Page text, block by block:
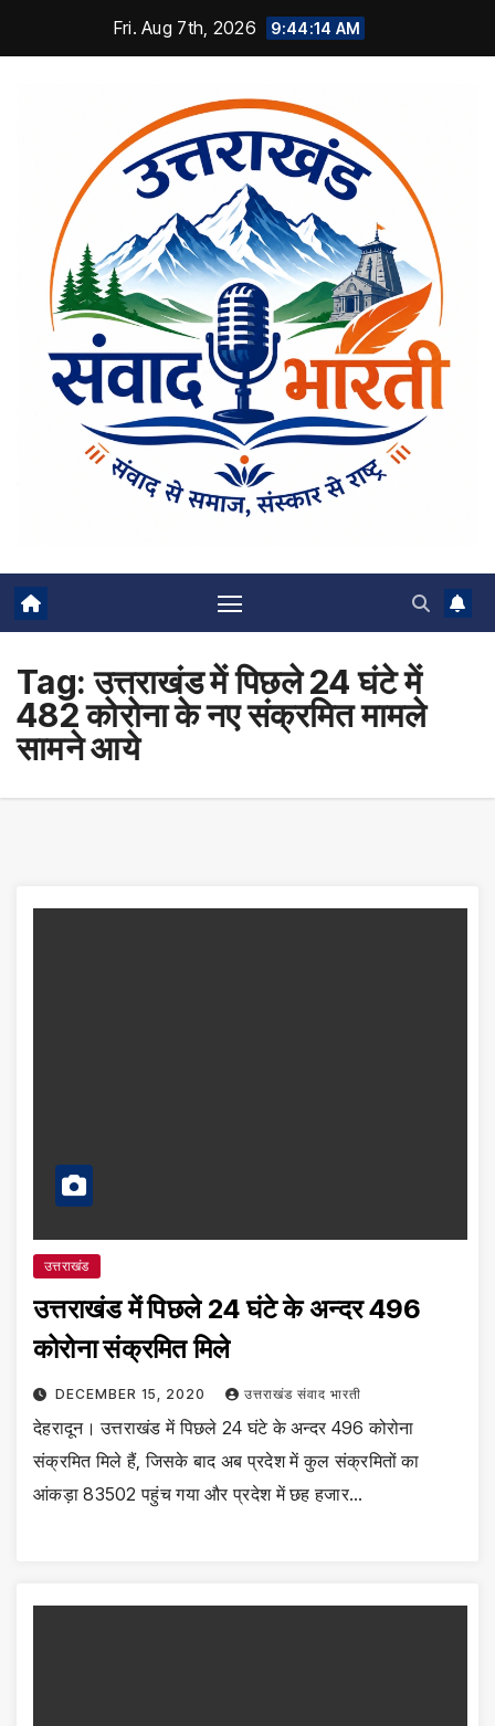
Fri. Aug 7th, 2026 9:44:15 AM
Tag:उत्तराखंड में पिछले 24 घंटे में
482 कोरोना के नए संक्रमित मामले
सामने आये
उत्तराखंड
उत्तराखंड में पिछले 24 घंटे के अन्दर 496
कोरोना संक्रमित मिले
DECEMBER 15, 2020 उत्तराखंड संवाद भारती
देहरादून। उत्तराखंड में पिछले 24 घंटे के अन्दर 496 कोरोना
संक्रमित मिले हैं, जिसके बाद अब प्रदेश में कुल संक्रमितों का
आंकड़ा 83502 पहुंच गया और प्रदेश में छह हजार…